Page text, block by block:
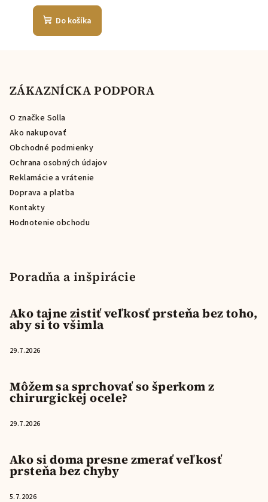
Do košíka
ZÁKAZNÍCKA PODPORA
O značke Solla
Ako nakupovať
Obchodné podmienky
Ochrana osobných údajov
Reklamácie a vrátenie
Doprava a platba
Kontakty
Hodnotenie obchodu
Poradňa a inšpirácie
Ako tajne zistiť veľkosť prsteňa bez toho,
aby si to všimla
29.7.2026
Môžem sa sprchovať so šperkom z
chirurgickej ocele?
29.7.2026
Ako si doma presne zmerať veľkosť
prsteňa bez chyby
5.7.2026